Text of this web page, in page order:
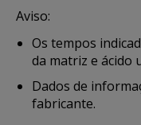
Aviso:
Os tempos
da matriz e ácido
Dados de
fabricante.